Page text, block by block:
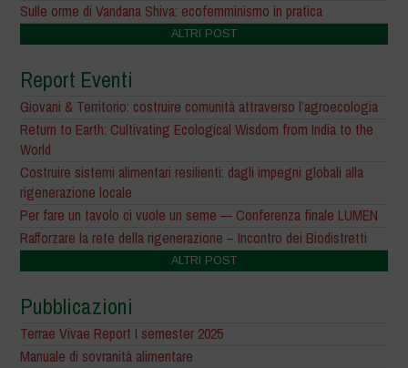
Sulle orme di Vandana Shiva: ecofemminismo in pratica
ALTRI POST
Report Eventi
Giovani & Territorio: costruire comunità attraverso l’agroecologia
Return to Earth: Cultivating Ecological Wisdom from India to the
World
Costruire sistemi alimentari resilienti: dagli impegni globali alla
rigenerazione locale
Per fare un tavolo ci vuole un seme — Conferenza finale LUMEN
Rafforzare la rete della rigenerazione – Incontro dei Biodistretti
ALTRI POST
Pubblicazioni
Terrae Vivae Report I semester 2025
Manuale di sovranità alimentare